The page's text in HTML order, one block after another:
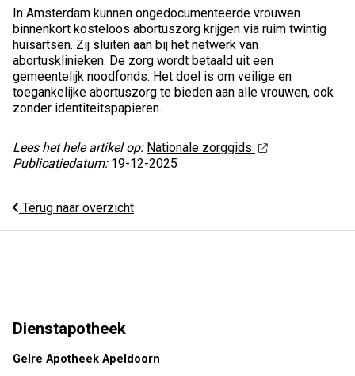
In Amsterdam kunnen ongedocumenteerde vrouwen
binnenkort kosteloos abortuszorg krijgen via ruim twintig
huisartsen. Zij sluiten aan bij het netwerk van
abortusklinieken. De zorg wordt betaald uit een
gemeentelijk noodfonds. Het doel is om veilige en
toegankelijke abortuszorg te bieden aan alle vrouwen, ook
zonder identiteitspapieren.
Lees het hele artikel op: Nationale zorggids
Publicatiedatum: 19-12-2025
Terug naar overzicht
Dienstapotheek
Gelre Apotheek Apeldoorn